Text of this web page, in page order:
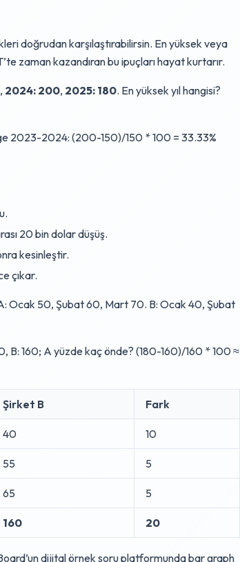
doğrudan karşılaştırabilirsin. En yüksek veya
zaman kazandıran bu ipuçları hayat kurtarır.
, 2024: 200, 2025: 180. En yüksek yıl hangisi?
2023-2024: (200-150)/150 * 100 = 33.33%
20 bin dolar düşüş.
kesinleştir.
çıkar.
Ocak 50, Şubat 60, Mart 70. B: Ocak 40, Şubat
B: 160; A yüzde kaç önde? (180-160)/160 * 100 ≈
Şirket B Fark
40 10
55 5
65 5
160 20
dijital örnek soru platformunda bar graph